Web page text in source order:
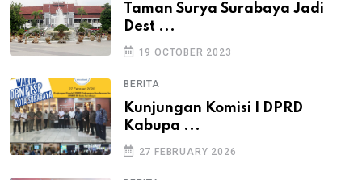
Taman Surya Surabaya Jadi
Dest ...
19 OCTOBER 2023
BERITA
Kunjungan Komisi I DPRD
Kabupa ...
27 FEBRUARY 2026